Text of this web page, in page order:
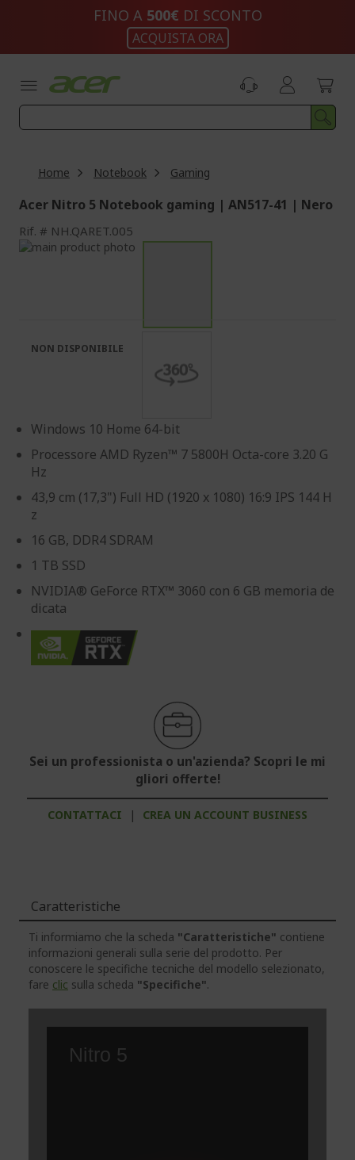
FINO A 500€ DI SCONTO
ACQUISTA ORA
Home Notebook Gaming
Acer Nitro 5 Notebook gaming | AN517-41 | Nero
Rif. NH.QARET.005
Vai
immagini
immagini
Windows 10 Home 64-bit
Processore AMD Ryzen™ 7 5800H Octa-core 3.20 G
Hz
43,9 cm (17,3") Full HD (1920 x 1080) 16:9 IPS 144 H
z
16 GB, DDR4 SDRAM
1 TB SSD
NVIDIA® GeForce RTX™ 3060 con 6 GB memoria de
dicata
Sei un professionista o un'azienda? Scopri le mi
gliori offerte!
CONTATTACI | CREA UN ACCOUNT BUSINESS
NON DISPONIBILE
Caratteristiche
Ti informiamo che la scheda "Caratteristiche" contiene
informazioni generali sulla serie del prodotto. Per
conoscere le specifiche tecniche del modello selezionato,
fare clic sulla scheda "Specifiche".